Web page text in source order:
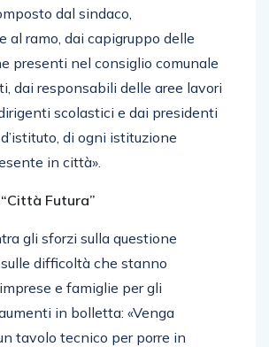
dal sindaco,
al ramo, dai capigruppo delle
presenti nel consiglio comunale
dai responsabili delle aree lavori
scolastici e dai presidenti
di ogni istituzione
in città».
Futura”
gli sforzi sulla questione
difficoltà che stanno
e famiglie per gli
in bolletta: «Venga
tavolo tecnico per porre in